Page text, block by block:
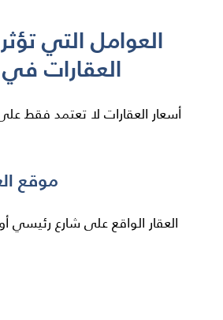
العقارات
أسعار العقارات لا تعتمد فقط
موقع
العقار الواقع على شارع رئيسي